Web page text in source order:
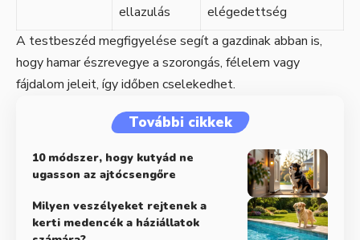
ellazulás
elégedettség
A testbeszéd megfigyelése segít a gazdinak abban is,
hogy hamar észrevegye a szorongás, félelem vagy
fájdalom jeleit, így időben cselekedhet.
További cikkek
10 módszer, hogy kutyád ne
ugasson az ajtócsengőre
Milyen veszélyeket rejtenek a
kerti medencék a háziállatok